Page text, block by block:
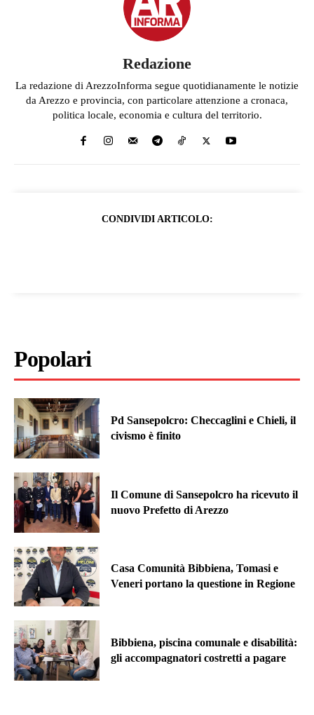
Redazione
La redazione di ArezzoInforma segue quotidianamente le notizie
da Arezzo e provincia, con particolare attenzione a cronaca,
politica locale, economia e cultura del territorio.
CONDIVIDI ARTICOLO:
Popolari
Pd Sansepolcro: Checcaglini e Chieli, il
civismo è finito
Il Comune di Sansepolcro ha ricevuto il
nuovo Prefetto di Arezzo
Casa Comunità Bibbiena, Tomasi e
Veneri portano la questione in Regione
Bibbiena, piscina comunale e disabilità:
gli accompagnatori costretti a pagare